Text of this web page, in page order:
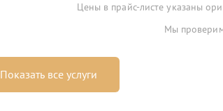
Цены в прайс-листе указаны
Мы
Показать все услуги